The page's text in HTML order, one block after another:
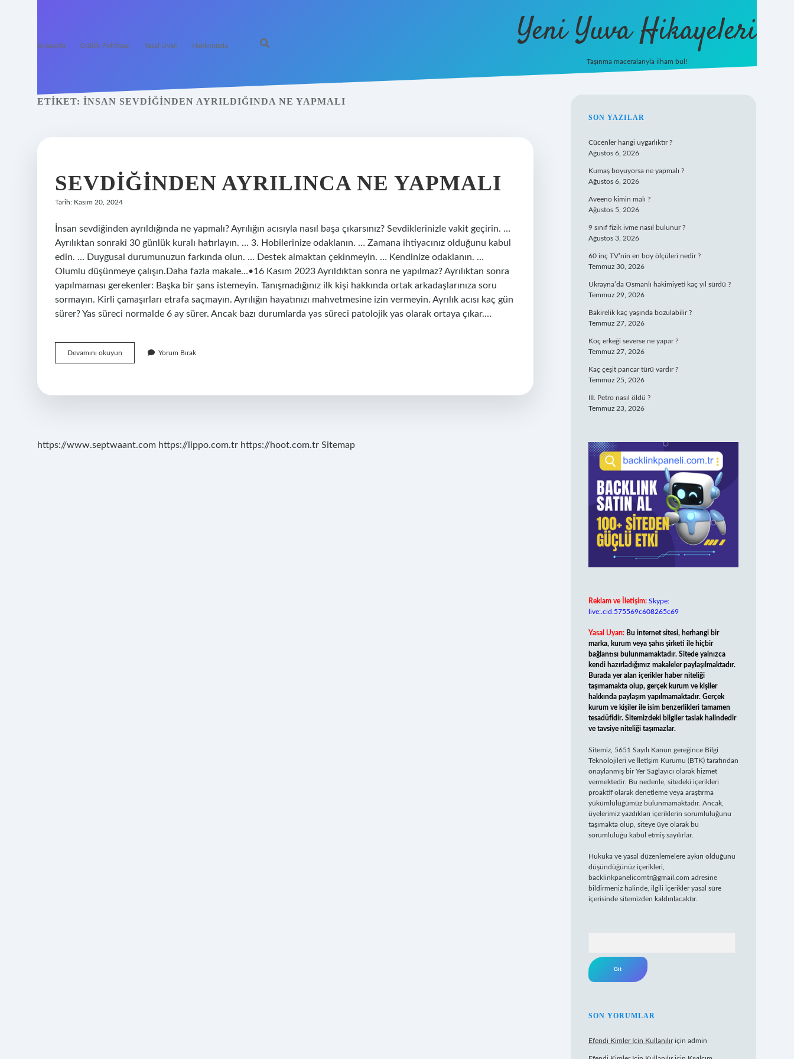
Anasayfa Gizlilik Politikası Yasal Uyarı Hakkımızda Yeni Yuva Hikayeleri
Taşınma maceralarıyla ilham bul!
ETIKET: İNSAN SEVDIĞINDEN AYRILDIĞINDA NE YAPMALI
SEVDIĞINDEN AYRILINCA NE YAPMALI
Tarih: Kasım 20, 2024
İnsan sevdiğinden ayrıldığında ne yapmalı? Ayrılığın acısıyla nasıl başa çıkarsınız? Sevdiklerinizle vakit geçirin. …
Ayrılıktan sonraki 30 günlük kuralı hatırlayın. … 3. Hobilerinize odaklanın. … Zamana ihtiyacınız olduğunu kabul
edin. … Duygusal durumunuzun farkında olun. … Destek almaktan çekinmeyin. … Kendinize odaklanın. …
Olumlu düşünmeye çalışın.Daha fazla makale…•16 Kasım 2023 Ayrıldıktan sonra ne yapılmaz? Ayrılıktan sonra
yapılmaması gerekenler: Başka bir şans istemeyin. Tanışmadığınız ilk kişi hakkında ortak arkadaşlarınıza soru
sormayın. Kirli çamaşırları etrafa saçmayın. Ayrılığın hayatınızı mahvetmesine izin vermeyin. Ayrılık acısı kaç gün
sürer? Yas süreci normalde 6 ay sürer. Ancak bazı durumlarda yas süreci patolojik yas olarak ortaya çıkar.…
Devamını okuyun Sevdiğinden
Ayrılınca
Yorum Bırak
https://www.septwaant.com https://lippo.com.tr https://hoot.com.tr Sitemap
SIDEBAR
SON YAZILAR
Cücenler hangi uygarlıktır ?
Ağustos 6, 2026
Kumaş boyuyorsa ne yapmalı ?
Ağustos 6, 2026
Aveeno kimin malı ?
Ağustos 5, 2026
9 sınıf fizik ivme nasıl bulunur ?
Ağustos 3, 2026
60 inç TV’nin en boy ölçüleri nedir ?
Temmuz 30, 2026
Ukrayna’da Osmanlı hakimiyeti kaç yıl sürdü ?
Temmuz 29, 2026
Bakirelik kaç yaşında bozulabilir ?
Temmuz 27, 2026
Koç erkeği severse ne yapar ?
Temmuz 27, 2026
Kaç çeşit pancar türü vardır ?
Temmuz 25, 2026
III. Petro nasıl öldü ?
Temmuz 23, 2026
Reklam ve İletişim: Skype:
live:.cid.575569c608265c69
Yasal Uyarı: Bu internet sitesi, herhangi bir
marka, kurum veya şahıs şirketi ile hiçbir
bağlantısı bulunmamaktadır. Sitede yalnızca
kendi hazırladığımız makaleler paylaşılmaktadır.
Burada yer alan içerikler haber niteliği
taşımamakta olup, gerçek kurum ve kişiler
hakkında paylaşım yapılmamaktadır. Gerçek
kurum ve kişiler ile isim benzerlikleri tamamen
tesadüfidir. Sitemizdeki bilgiler taslak halindedir
ve tavsiye niteliği taşımazlar.
Sitemiz, 5651 Sayılı Kanun gereğince Bilgi
Teknolojileri ve İletişim Kurumu (BTK) tarafından
onaylanmış bir Yer Sağlayıcı olarak hizmet
vermektedir. Bu nedenle, sitedeki içerikleri
proaktif olarak denetleme veya araştırma
yükümlülüğümüz bulunmamaktadır. Ancak,
üyelerimiz yazdıkları içeriklerin sorumluluğunu
taşımakta olup, siteye üye olarak bu
sorumluluğu kabul etmiş sayılırlar.
Hukuka ve yasal düzenlemelere aykırı olduğunu
düşündüğünüz içerikleri,
backlinkpanelicomtr@gmail.com adresine
bildirmeniz halinde, ilgili içerikler yasal süre
içerisinde sitemizden kaldırılacaktır.
SON YORUMLAR
Efendi Kimler Için Kullanılıriçin admin